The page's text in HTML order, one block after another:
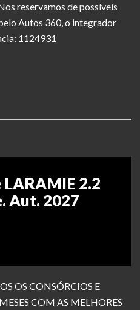
reservamos de possíveis
Autos 360, o integrador
1124931
LARAMIE 2.2
Aut. 2027
OS CONSÓRCIOS E
COM AS MELHORES